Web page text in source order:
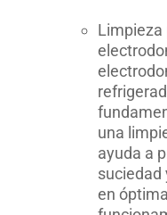
Limpieza
una
ayuda a
suciedad
en